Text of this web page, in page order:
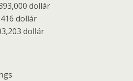
dollár
dollár
dollár